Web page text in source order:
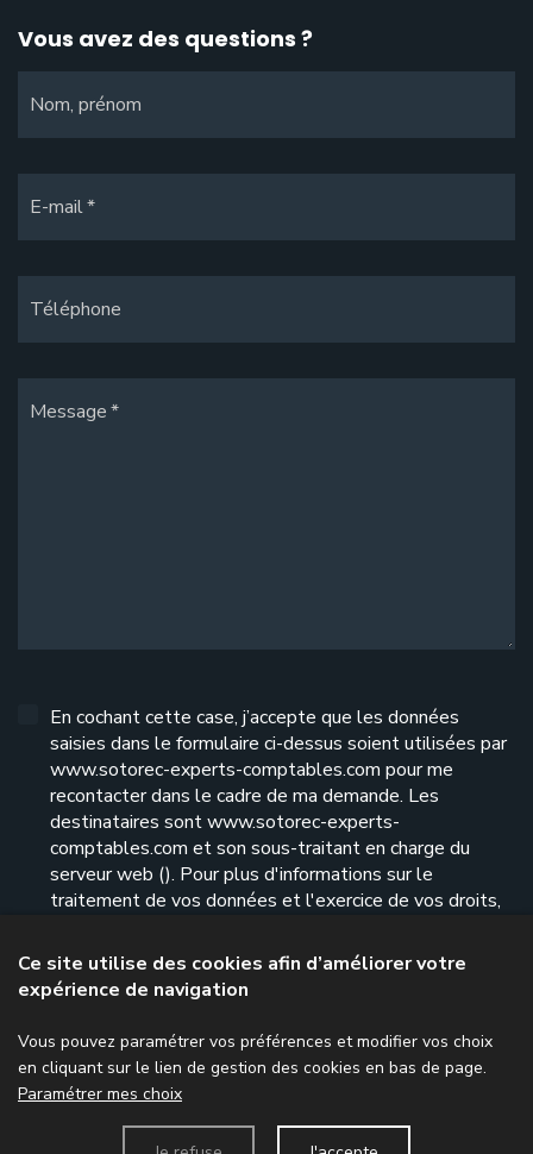
Vous avez des questions ?
Nom, prénom
E-mail
Téléphone
Message
En cochant cette case, j’accepte que les données
saisies dans le formulaire ci-dessus soient utilisées par
www.sotorec-experts-comptables.com pour me
recontacter dans le cadre de ma demande. Les
destinataires sont www.sotorec-experts-
comptables.com et son sous-traitant en charge du
serveur web (). Pour plus d'informations sur le
traitement de vos données et l'exercice de vos droits,
Envoyer le formulaire
Ce site utilise des cookies afin d’améliorer votre
expérience de navigation
Vous pouvez paramétrer vos préférences et modifier vos choix
en cliquant sur le lien de gestion des cookies en bas de page.
Paramétrer mes choix